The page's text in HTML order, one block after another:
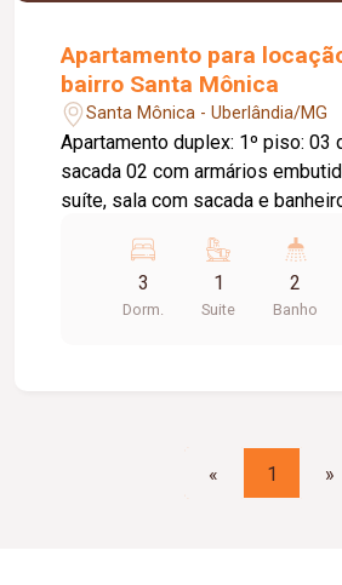
Apartamento para
bairro Santa Mônica
Santa Mônica - Uberlândia/MG
Apartamento duplex: 1º piso: 03 quartos com
sacada 02 com armários
suíte, sala com sacada e banheiro
vaga de garagem. Aproximado de 92,52m².
Condomínio aproximado R$
mudança entrada e saída valor
3
Dorm.
1
Suite
2
Banho
« 1 »